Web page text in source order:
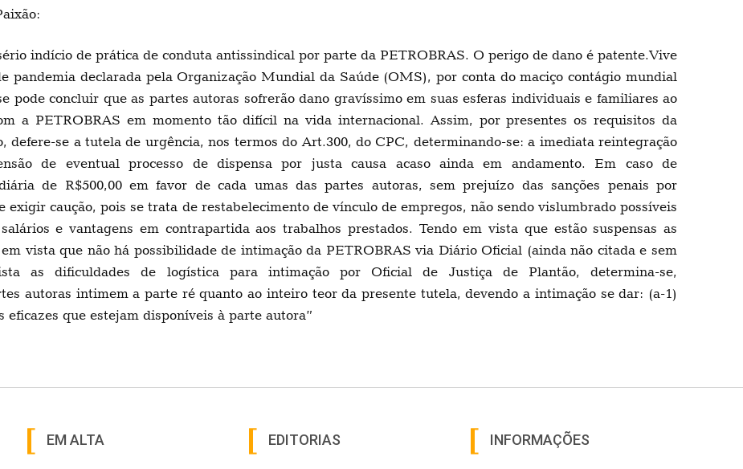
indício de prática de conduta antissindical por parte da PETROBRAS. O perigo de dano é patente.Vive
pandemia declarada pela Organização Mundial da Saúde (OMS), por conta do maciço contágio mundial
pode concluir que as partes autoras sofrerão dano gravíssimo em suas esferas individuais e familiares ao
a PETROBRAS em momento tão difícil na vida internacional. Assim, por presentes os requisitos da
se a tutela de urgência, nos termos do Art.300, do CPC, determinando-se: a imediata reintegração
de eventual processo de dispensa por justa causa acaso ainda em andamento. Em caso de
de R$500,00 em favor de cada umas das partes autoras, sem prejuízo das sanções penais por
exigir caução, pois se trata de restabelecimento de vínculo de empregos, não sendo vislumbrado possíveis
e vantagens em contrapartida aos trabalhos prestados. Tendo em vista que estão suspensas as
vista que não há possibilidade de intimação da PETROBRAS via Diário Oficial (ainda não citada e sem
as dificuldades de logística para intimação por Oficial de Justiça de Plantão, determina-se,
autoras intimem a parte ré quanto ao inteiro teor da presente tutela, devendo a intimação se dar: (a-1)
que estejam disponíveis à parte autora”
EM ALTA EDITORIAS INFORMAÇÕES